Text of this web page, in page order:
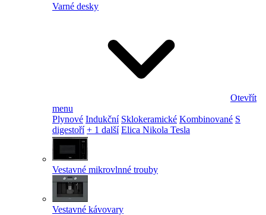
Varné desky
Otevřít
menu
Plynové Indukční Sklokeramické Kombinované S
digestoří + 1 další Elica Nikola Tesla
Vestavné mikrovlnné trouby
Vestavné kávovary